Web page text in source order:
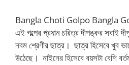
Bangla Choti Golpo Bangla
এই গল্পের প্রধান চরিত্র দীপঙ্কর সবাই
নবম শ্রেণীর ছাত্র। ছাত্র হিসেবে খুব
উঠেছে। নাইনের হিসেবে বয়সটা বেশি